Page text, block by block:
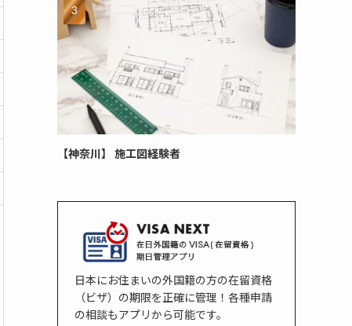
【神奈川】 施工図経験者
日本にお住まいの外国籍の方の在留資格
（ビザ）の期限を正確に管理！各種申請
の相談もアプリから可能です。